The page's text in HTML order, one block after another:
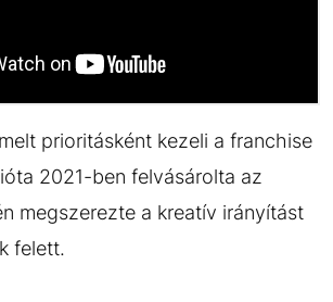
prioritásként kezeli a franchise
2021-ben felvásárolta az
megszerezte a kreatív irányítást
felett.